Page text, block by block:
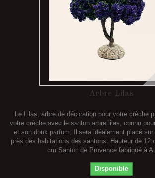
Arbre Lilas
Le Lilas, arbre de décoration pour votre crèche
votre crèche avec le santon arbre lilas, connu
et son doux parfum. Il sera idéalement placé
près des habitations des santons. Hauteur de 12
cm Santon de Provence fabriqué à
Disponible